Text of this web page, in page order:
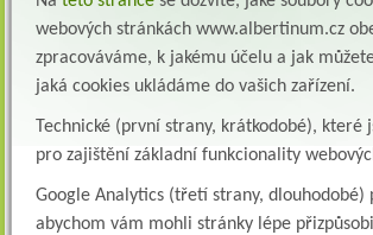
Zdravotnický materiál
Polohovací lůžka
webových stránkách www.albertinum.cz
zpracováváme, k jakému účelu a jak
jaká cookies ukládáme do vašich zařízení.
Technické (první strany, krátkodobé), které
pro zajištění základní funkcionality
Google Analytics (třetí strany, dlouhodobé)
abychom vám mohli stránky lépe